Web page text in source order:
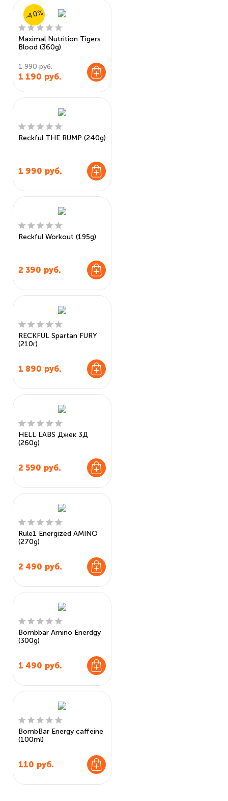
Maximal Nutrition Tigers
Blood (360g)
1 990 руб.
1 190 руб.
-40%
Reckful THE RUMP (240g)
1 990 руб.
Reckful Workout (195g)
2 390 руб.
RECKFUL Spartan FURY
(210г)
1 890 руб.
HELL LABS Джек 3Д
(260g)
2 590 руб.
Rule1 Energized AMINO
(270g)
2 490 руб.
Bombbar Amino Enerdgy
(300g)
1 490 руб.
BombBar Energy caffeine
(100ml)
110 руб.